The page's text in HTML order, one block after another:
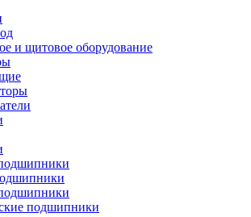
и щитовое оборудование
подшипники